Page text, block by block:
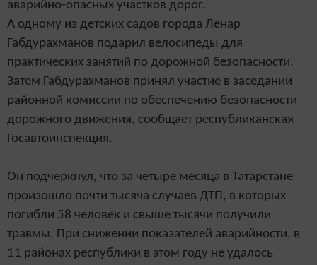
аварийно-опасных участков дорог.
А одному из детских садов города Ленар
Габдурахманов подарил велосипеды для
практических занятий по дорожной безопасности.
Затем Габдурахманов принял участие в заседании
районной комиссии по обеспечению безопасности
дорожного движения, сообщает республиканская
Госавтоинспекция.
Он подчеркнул, что за четыре месяца в Татарстане
произошло почти тысяча случаев ДТП, в которых
погибли 58 человек и свыше тысячи получили
травмы. При снижении показателей аварийности, в
11 районах республики в этом году не удалось